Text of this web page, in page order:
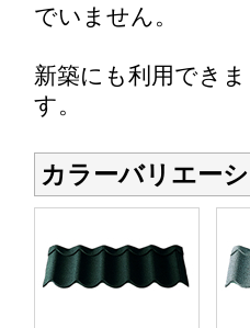
でいません。
新築にも利用できま
す。
カラーバリエー